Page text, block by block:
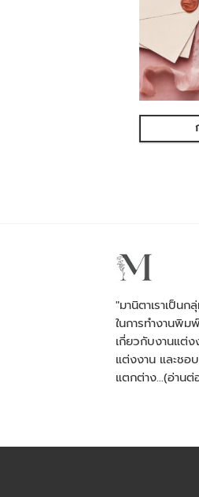
"มานิตาเราเป็น
ในการทำงานพิม
เกี่ยวกับงานแต่ง
แต่งงาน และชอ
แตกต่าง…(อ่านต่